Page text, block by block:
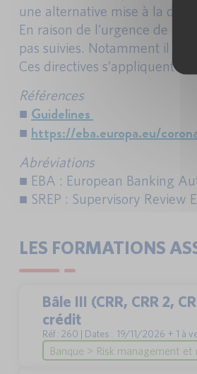
une alternative mise à la
En raison de l’urgence de la
pas suivies. Notamment il
Ces directives s’appliquent à
Références
■ Guidelines
■ https://eba.europa.eu/
Abréviations
■ EBA : European Banking
■ SREP : Supervisory Review
LES FORMATIONS
Bâle III (CRR, CRR 2,
crédit
Réf : 260 | Dates : 19/11/2026 + 1 à
Banque > Risk management